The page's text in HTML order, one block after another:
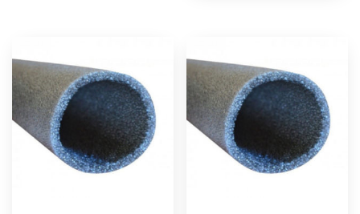
упаковка
10шт